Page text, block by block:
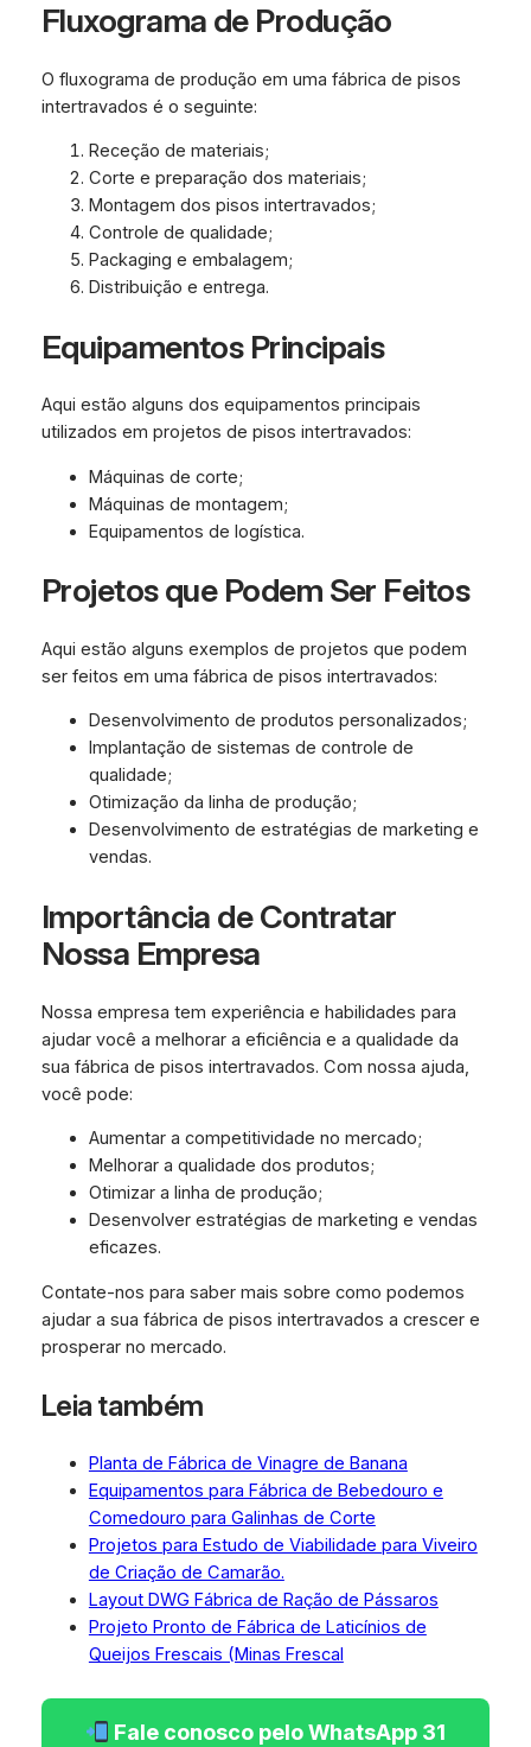
Fluxograma de Produção
O fluxograma de produção em uma fábrica de pisos
intertravados é o seguinte:
Receção de materiais;
Corte e preparação dos materiais;
Montagem dos pisos intertravados;
Controle de qualidade;
Packaging e embalagem;
Distribuição e entrega.
Equipamentos Principais
Aqui estão alguns dos equipamentos principais
utilizados em projetos de pisos intertravados:
Máquinas de corte;
Máquinas de montagem;
Equipamentos de logística.
Projetos que Podem Ser Feitos
Aqui estão alguns exemplos de projetos que podem
ser feitos em uma fábrica de pisos intertravados:
Desenvolvimento de produtos personalizados;
Implantação de sistemas de controle de
qualidade;
Otimização da linha de produção;
Desenvolvimento de estratégias de marketing e
vendas.
Importância de Contratar
Nossa Empresa
Nossa empresa tem experiência e habilidades para
ajudar você a melhorar a eficiência e a qualidade da
sua fábrica de pisos intertravados. Com nossa ajuda,
você pode:
Aumentar a competitividade no mercado;
Melhorar a qualidade dos produtos;
Otimizar a linha de produção;
Desenvolver estratégias de marketing e vendas
eficazes.
Contate-nos para saber mais sobre como podemos
ajudar a sua fábrica de pisos intertravados a crescer e
prosperar no mercado.
Leia também
Planta de Fábrica de Vinagre de Banana
Equipamentos para Fábrica de Bebedouro e
Comedouro para Galinhas de Corte
Projetos para Estudo de Viabilidade para Viveiro
de Criação de Camarão.
Layout DWG Fábrica de Ração de Pássaros
Projeto Pronto de Fábrica de Laticínios de
Queijos Frescais (Minas Frescal
Fale conosco pelo WhatsApp 31